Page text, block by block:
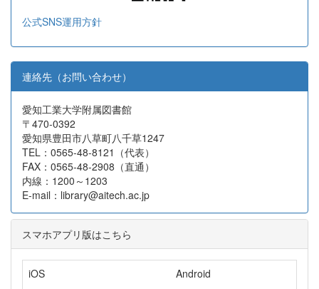
公式SNS運用方針
連絡先（お問い合わせ）
愛知工業大学附属図書館
〒470-0392
愛知県豊田市八草町八千草1247
TEL：0565-48-8121（代表）
FAX：0565-48-2908（直通）
内線：1200～1203
E-mail：library@aitech.ac.jp
スマホアプリ版はこちら
iOS Android